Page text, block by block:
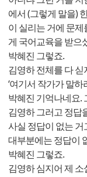
에서 (그렇게 말을)
이 실리는 거에 문
게 국어교육을 받으
박혜진 그렇죠.
김영하 전체를 다
‘여기서 작가가 말
박혜진 기억나네요.
김영하 그러고 정답
사실 정답이 없는
대부분에는 정답이
박혜진 그렇죠.
김영하 심지어 제